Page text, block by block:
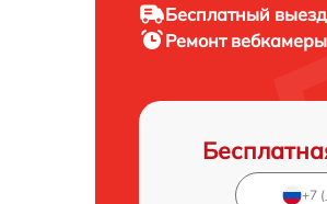
Бесплатный
Ремонт